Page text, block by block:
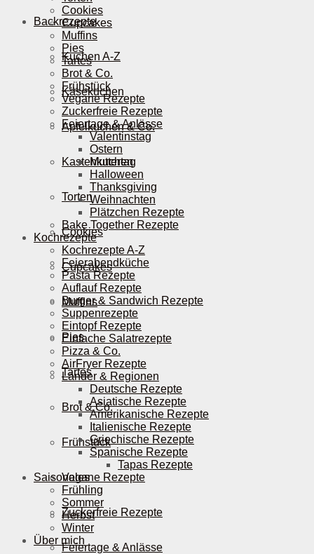
Backrezepte
Kuchen A-Z
Käsekuchen
Apfelkuchen & Co.
Kastenkuchen
Torten
Cookies
Cupcakes
Muffins
Pies
Tartes
Brot & Co.
Frühstück
Vegane Rezepte
Zuckerfreie Rezepte
Feiertage & Anlässe
Cookies
Cupcakes
Muffins
Pies
Tartes
Brot & Co.
Frühstück
Vegane Rezepte
Zuckerfreie Rezepte
Feiertage & Anlässe
Valentinstag
Ostern
Muttertag
Halloween
Thanksgiving
Weihnachten
Plätzchen Rezepte
Bake Together Rezepte
Kochrezepte
Kochrezepte A-Z
Feierabendküche
Pasta Rezepte
Auflauf Rezepte
Burger & Sandwich Rezepte
Suppenrezepte
Eintopf Rezepte
Einfache Salatrezepte
Pizza & Co.
AirFryer Rezepte
Länder & Regionen
Deutsche Rezepte
Asiatische Rezepte
Amerikanische Rezepte
Italienische Rezepte
Griechische Rezepte
Spanische Rezepte
Tapas Rezepte
Saisonales
Frühling
Sommer
Herbst
Winter
Über mich